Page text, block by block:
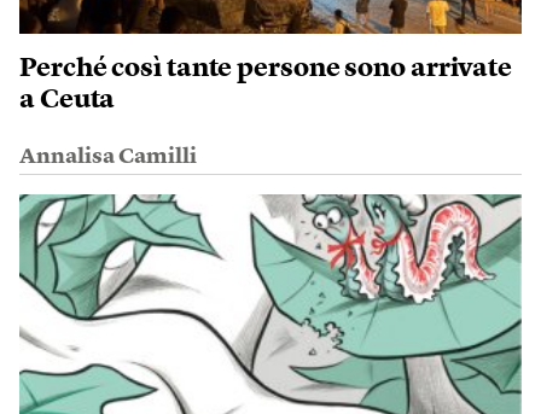
Perché così tante persone sono arrivate
a Ceuta
Annalisa Camilli